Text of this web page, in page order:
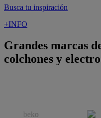
Busca tu inspiración
+INFO
Grandes marcas
colchones y